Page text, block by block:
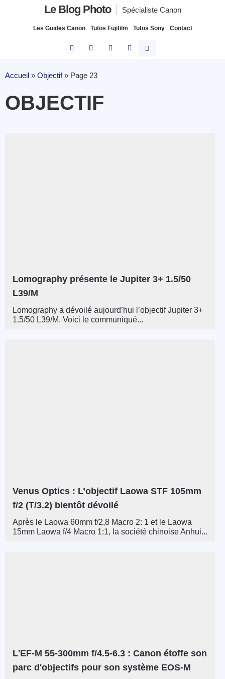
Le Blog Photo Spécialiste Canon
Les Guides Canon Tutos Fujifilm Tutos Sony Contact
Accueil » Objectif» Page 23
OBJECTIF
Lomography présente le Jupiter 3+ 1.5/50
L39/M
Lomography a dévoilé aujourd’hui l’objectif Jupiter 3+
1.5/50 L39/M. Voici le communiqué...
Venus Optics : L’objectif Laowa STF 105mm
f/2 (T/3.2) bientôt dévoilé
Après le Laowa 60mm f/2,8 Macro 2: 1 et le Laowa
15mm Laowa f/4 Macro 1:1, la société chinoise Anhui...
L'EF-M 55-300mm f/4.5-6.3 : Canon étoffe son
parc d'objectifs pour son système EOS-M